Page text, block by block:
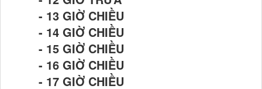
- 13 GIỜ CHIỀU
- 14 GIỜ CHIỀU
- 15 GIỜ CHIỀU
- 16 GIỜ CHIỀU
- 17 GIỜ CHIỀU